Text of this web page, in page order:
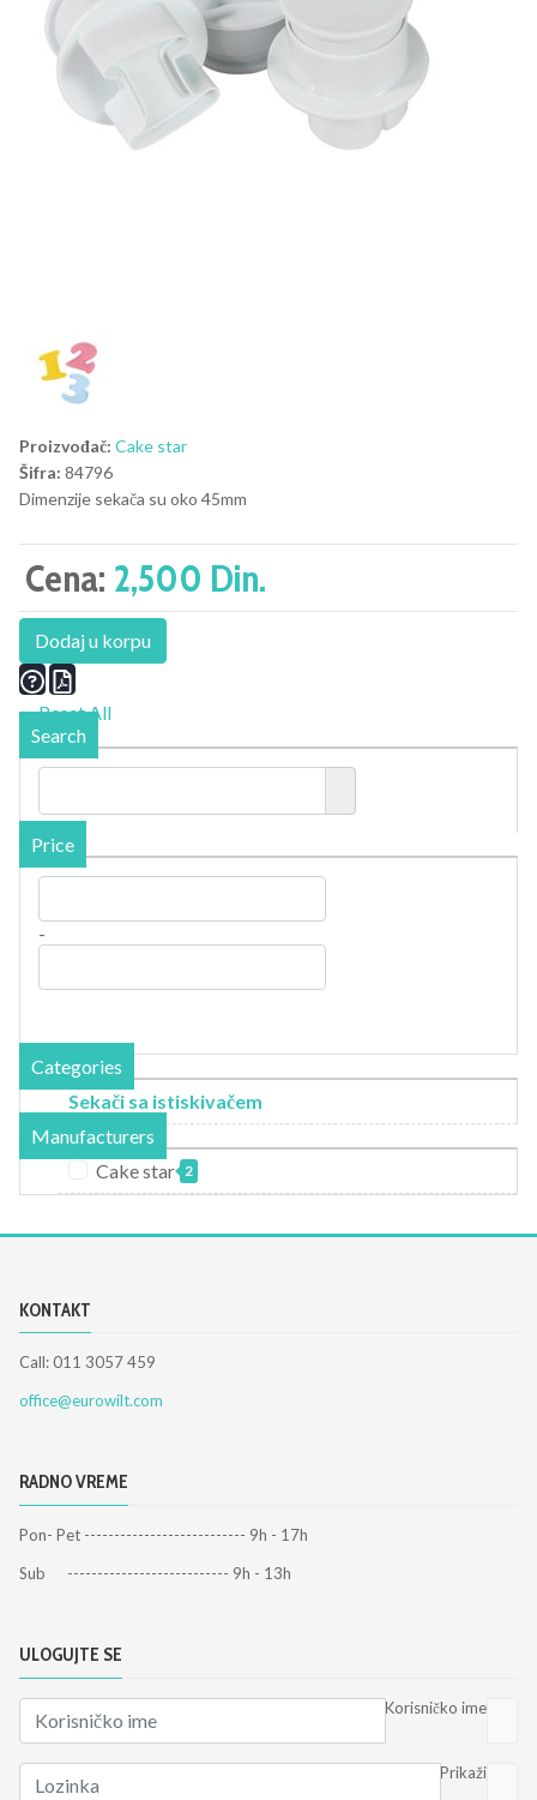
Proizvođač: Cake star
Šifra: 84796
Dimenzije sekača su oko 45mm
Cena: 2,500 Din.
Dodaj u korpu
Reset All
Search
Price
-
Categories
Sekači sa istiskivačem
Manufacturers
Cake star 2
KONTAKT
Call: 011 3057 459
office@eurowilt.com
RADNO VREME
Pon- Pet --------------------------- 9h - 17h
Sub --------------------------- 9h - 13h
ULOGUJTE SE
Korisničko ime
Prikaži